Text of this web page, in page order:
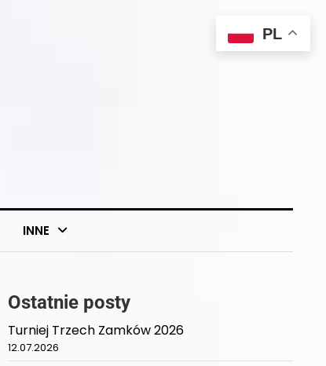
INNE
Ostatnie posty
Turniej Trzech Zamków 2026
12.07.2026
PL